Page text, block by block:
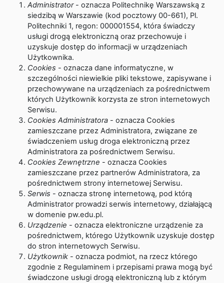
Administrator- oznacza Politechnikę Warszawską z
siedzibą w Warszawie (kod pocztowy 00-661), Pl.
Politechniki 1, regon: 000001554, która świadczy
usługi drogą elektroniczną oraz przechowuje i
uzyskuje dostęp do informacji w urządzeniach
Użytkownika.
Cookies - oznacza dane informatyczne, w
szczególności niewielkie pliki tekstowe, zapisywane i
przechowywane na urządzeniach za pośrednictwem
których Użytkownik korzysta ze stron internetowych
Serwisu.
Cookies Administratora - oznacza Cookies
zamieszczane przez Administratora, związane ze
świadczeniem usług droga elektroniczną przez
Administratora za pośrednictwem Serwisu.
Cookies Zewnętrzne - oznacza Cookies
zamieszczane przez partnerów Administratora, za
pośrednictwem strony internetowej Serwisu.
Serwis - oznacza stronę internetową, pod którą
Administrator prowadzi serwis internetowy, działającą
w domenie pw.edu.pl.
Urządzenie - oznacza elektroniczne urządzenie za
pośrednictwem, którego Użytkownik uzyskuje dostęp
do stron internetowych Serwisu.
Użytkownik - oznacza podmiot, na rzecz którego
zgodnie z Regulaminem i przepisami prawa mogą być
świadczone usługi drogą elektroniczną lub z którym